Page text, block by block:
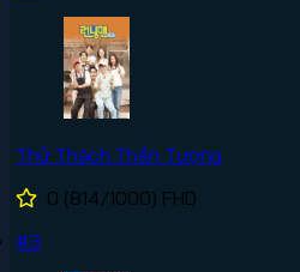
Thử Thách Thần Tượng
0 (814/1000) FHD
#3